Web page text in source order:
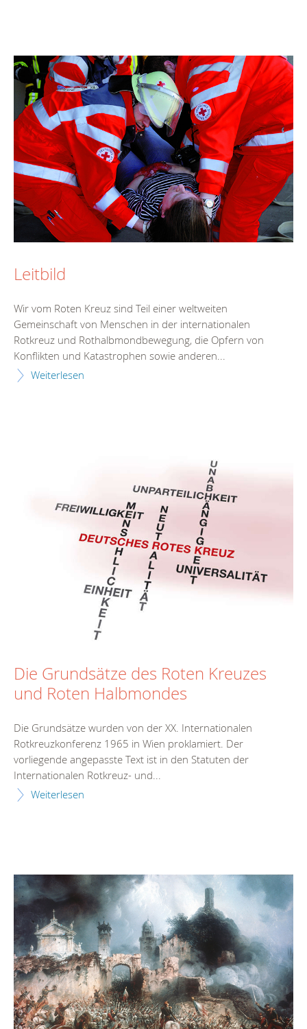
Leitbild
Wir vom Roten Kreuz sind Teil einer weltweiten
Gemeinschaft von Menschen in der internationalen
Rotkreuz und Rothalbmondbewegung, die Opfern von
Konflikten und Katastrophen sowie anderen...
Weiterlesen
Die Grundsätze des Roten Kreuzes
und Roten Halbmondes
Die Grundsätze wurden von der XX. Internationalen
Rotkreuzkonferenz 1965 in Wien proklamiert. Der
vorliegende angepasste Text ist in den Statuten der
Internationalen Rotkreuz- und...
Weiterlesen